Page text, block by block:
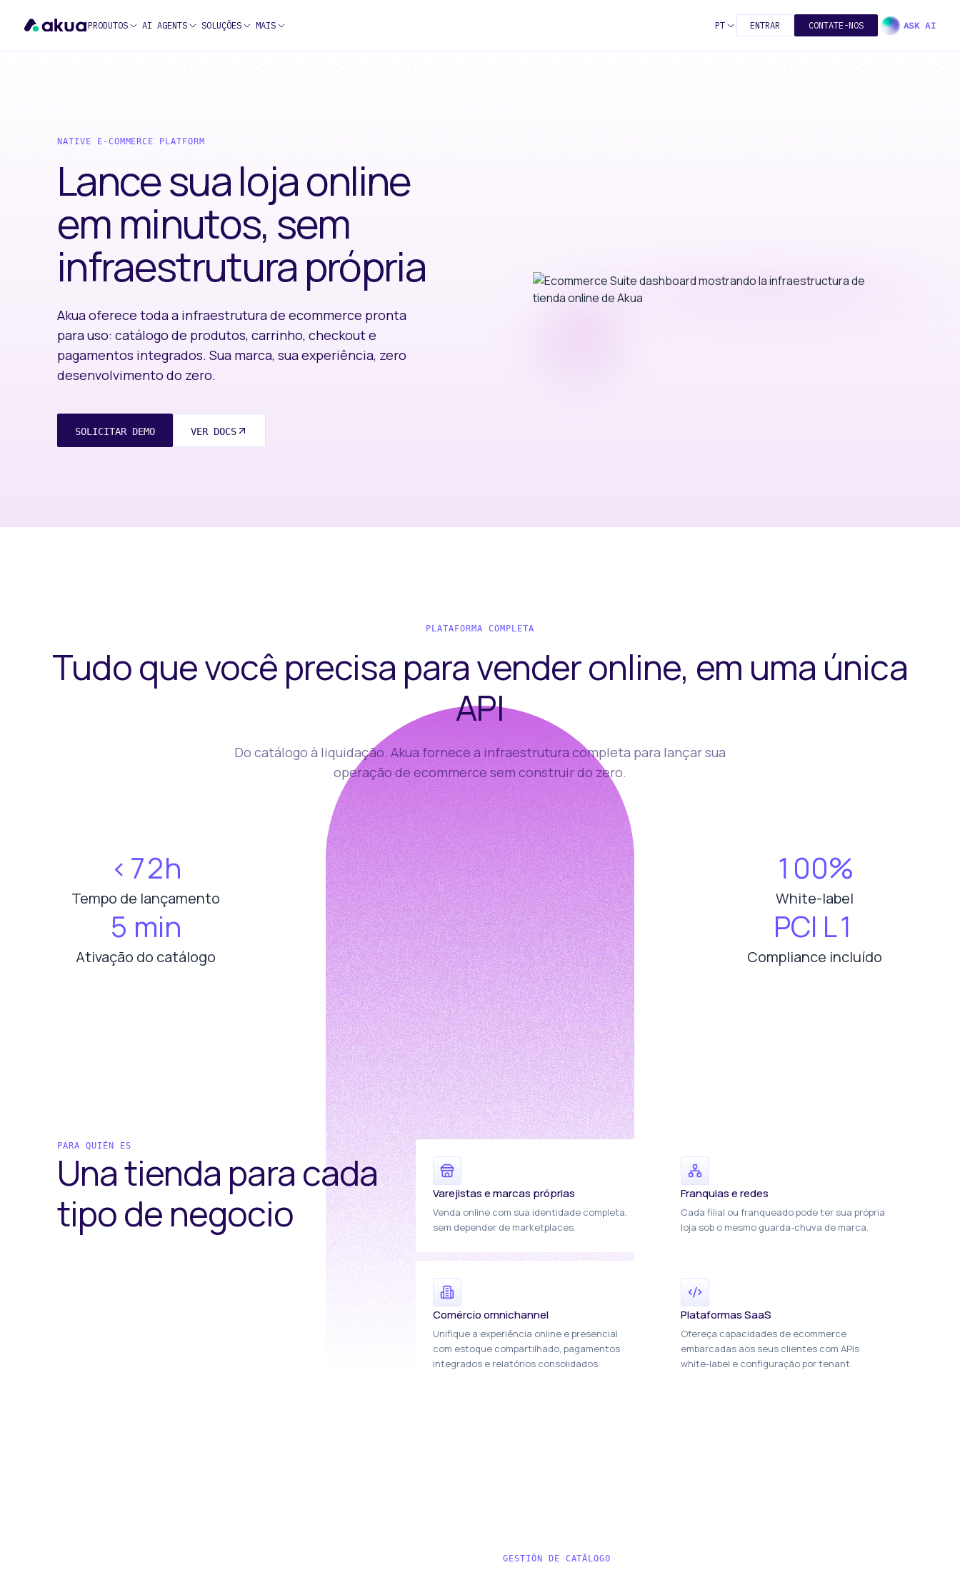
PRODUTOS AI AGENTS SOLUÇÕES MAIS PT ENTRAR CONTATE-NOS ASK AI
NATIVE E-COMMERCE PLATFORM
Lance sua loja online
em minutos, sem
infraestrutura própria
Akua oferece toda a infraestrutura de ecommerce pronta
para uso: catálogo de produtos, carrinho, checkout e
pagamentos integrados. Sua marca, sua experiência, zero
desenvolvimento do zero.
SOLICITAR DEMO VER DOCS
PLATAFORMA COMPLETA
Tudo que você precisa para vender online, em uma única
API
Do catálogo à liquidação. Akua fornece a infraestrutura completa para lançar sua
operação de ecommerce sem construir do zero.
<72h
Tempo de lançamento
5 min
Ativação do catálogo
100%
White-label
PCI L1
Compliance incluído
PARA QUIÉN ES
Una tienda para cada
tipo de negocio
Varejistas e marcas próprias
Venda online com sua identidade completa,
sem depender de marketplaces.
Franquias e redes
Cada filial ou franqueado pode ter sua própria
loja sob o mesmo guarda-chuva de marca.
Comércio omnichannel
Unifique a experiência online e presencial
com estoque compartilhado, pagamentos
integrados e relatórios consolidados.
Plataformas SaaS
Ofereça capacidades de ecommerce
embarcadas aos seus clientes com APIs
white-label e configuração por tenant.
GESTIÓN DE CATÁLOGO